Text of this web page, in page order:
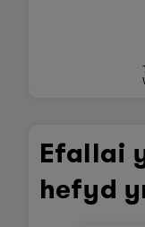
Efallai
hefyd